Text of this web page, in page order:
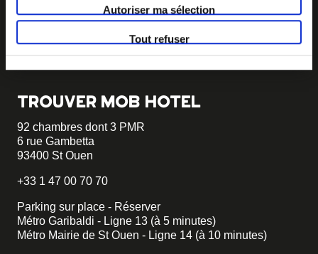
Autoriser ma sélection
Tout refuser
Vous souhaitez créer votre MOB HOTEL et prendre part
à notre mouvement,écrivez-nous et racontez nous votre
projet, nous vous dirons comment faire.
TROUVER MOB HOTEL
92 chambres dont 3 PMR
6 rue Gambetta
93400 St Ouen
+33 1 47 00 70 70
Parking sur place - Réserver
Métro Garibaldi - Ligne 13 (à 5 minutes)
Métro Mairie de St Ouen - Ligne 14 (à 10 minutes)